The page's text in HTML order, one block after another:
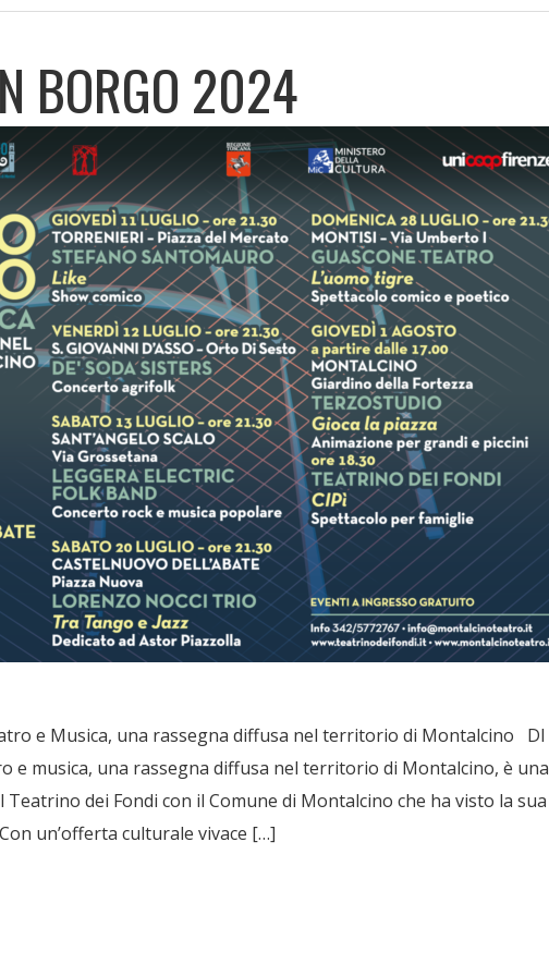
BORGO 2024
e Musica, una rassegna diffusa nel territorio di Montalcino DI
e musica, una rassegna diffusa nel territorio di Montalcino, è una
dei Fondi con il Comune di Montalcino che ha visto la sua
un’offerta culturale vivace […]